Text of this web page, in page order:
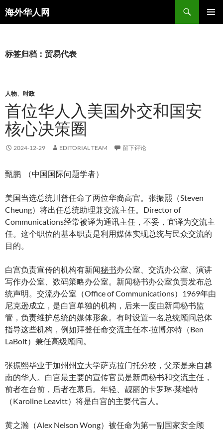
海外华人网
搜
索
文
标签归档：贸易代表
人物、 时政
首位华人入美国外交和国安
核心决策圈
2024-12-29 EDITORIAL TEAM 留下评论
甄鹏 （中国国际问题学者）
美国当选总统川普任命了两位华裔高官。张振熙（Steven
Cheung）将出任总统助理兼交流主任。Director of
Communications经常被译为通讯主任，不妥，宜译为交流主
任。这个职位的基本职责是利用媒体实现总统与民众交流的
目的。
白宫负责宣传的机构有新闻秘书办公室、交流办公室、演讲
写作办公室、数码策略办公室。新闻秘书办公室负责发布总
统声明。交流办公室（Office of Communications）1969年由
尼克逊成立，是白宫单独的机构，后来一度由新闻秘书监
管，负责维护总统的媒体形象。有时设置一名总统顾问总体
指导这些机构，例如拜登任命交流主任本·拉博尔特（Ben
LaBolt）兼任高级顾问。
张振熙毕业于加州州立大学萨克拉门托分校，父亲是来自越
南的华人。白宫最主要的宣传官员是新闻秘书和交流主任，
前者在台前，后者在幕后。年轻、靓丽的卡罗琳·莱维特
（Karoline Leavitt）将是白宫的主要代言人。
黄之瀚（Alex Nelson Wong）被任命为第一副国家安全顾